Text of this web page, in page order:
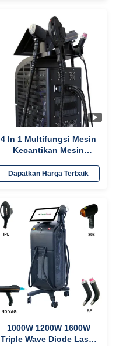
4 In 1 Multifungsi Mesin
Kecantikan Mesin
Tiga Gelombang
Dapatkan Harga Terbaik
1000W 1200W 1600W
Triple Wave Diode Laser